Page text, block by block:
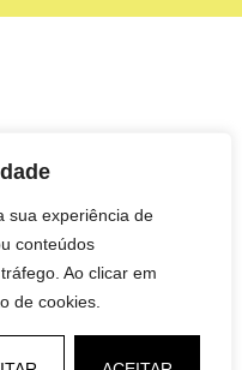
sua experiência de
conteúdos
Ao clicar em
de cookies.